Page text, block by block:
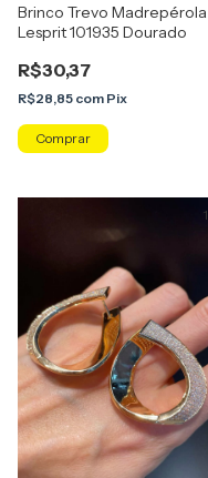
Brinco Trevo Madrepérola
Lesprit 101935 Dourado
R$30,37
R$28,85 com Pix
Comprar
1